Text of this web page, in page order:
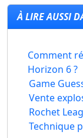
À LIRE AUSSI
Comment
Horizon 6 ?
Game
Vente
Rochet
Technique